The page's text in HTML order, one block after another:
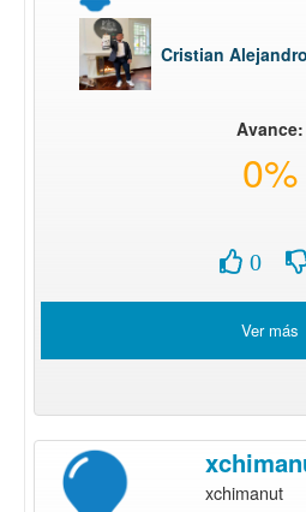
Cristian
Avance:
0%
0
Ver más
xchimanut